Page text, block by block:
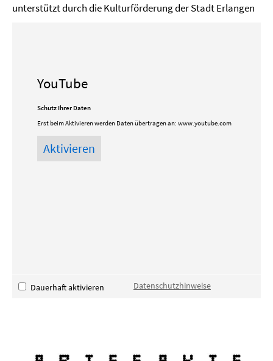
unterstützt durch die Kulturförderung der Stadt Erlangen
YouTube
Schutz Ihrer Daten
Erst beim Aktivieren werden Daten übertragen an: www.youtube.com
Dauerhaft aktivieren Datenschutzhinweise